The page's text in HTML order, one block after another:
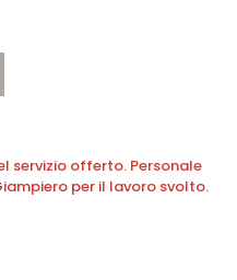
servizio offerto. Personale
per il lavoro svolto.